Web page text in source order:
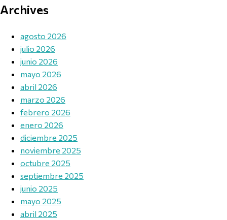
Archives
agosto 2026
julio 2026
junio 2026
mayo 2026
abril 2026
marzo 2026
febrero 2026
enero 2026
diciembre 2025
noviembre 2025
octubre 2025
septiembre 2025
junio 2025
mayo 2025
abril 2025